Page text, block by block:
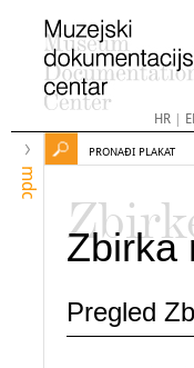
HR|
mdc
PRONAĐI PLAKAT
Zbirka
Pregled